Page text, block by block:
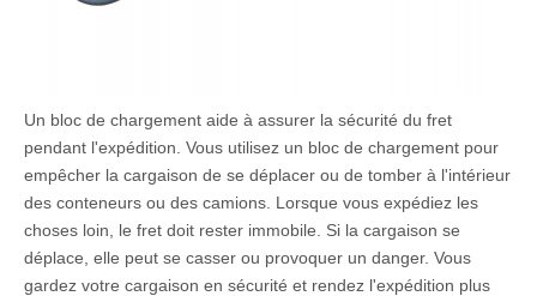
Un bloc de chargement aide à assurer la sécurité du fret
pendant l'expédition. Vous utilisez un bloc de chargement pour
empêcher la cargaison de se déplacer ou de tomber à l'intérieur
des conteneurs ou des camions. Lorsque vous expédiez les
choses loin, le fret doit rester immobile. Si la cargaison se
déplace, elle peut se casser ou provoquer un danger. Vous
gardez votre cargaison en sécurité et rendez l'expédition plus